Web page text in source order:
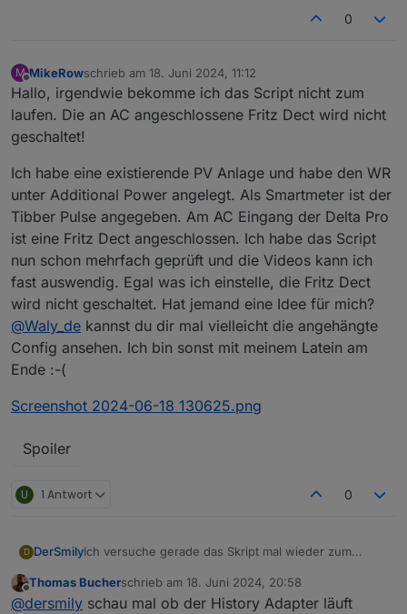
0
M
Offline
MikeRowschrieb am 18. Juni 2024, 11:12
zuletzt editiert von
Hallo, irgendwie bekomme ich das Script nicht zum
laufen. Die an AC angeschlossene Fritz Dect wird nicht
geschaltet!
Ich habe eine existierende PV Anlage und habe den WR
unter Additional Power angelegt. Als Smartmeter ist der
Tibber Pulse angegeben. Am AC Eingang der Delta Pro
ist eine Fritz Dect angeschlossen. Ich habe das Script
nun schon mehrfach geprüft und die Videos kann ich
fast auswendig. Egal was ich einstelle, die Fritz Dect
wird nicht geschaltet. Hat jemand eine Idee für mich?
@Waly_de kannst du dir mal vielleicht die angehängte
Config ansehen. Ich bin sonst mit meinem Latein am
Ende :-(
Screenshot 2024-06-18 130625.png
Spoiler
U 1 Antwort 0
D DerSmilyIch versuche gerade das Skript mal wieder zum
Wie bekomme ich diesen Fehler weg?
javascript.0 11:31:21.934 info script.js.Ecoflow.DL:
Offline
Thomas Bucherschrieb am 18. Juni 2024, 20:58
zuletzt editiert von
@dersmily schau mal ob der History Adapter läuft